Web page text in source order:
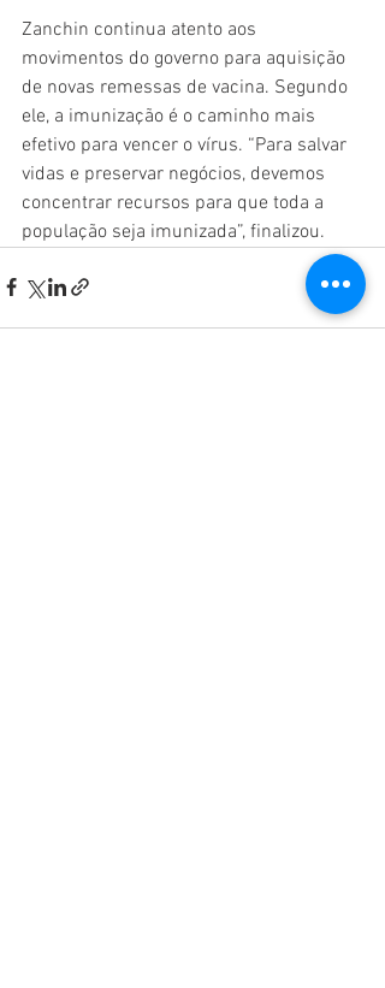
Zanchin continua atento aos
movimentos do governo para aquisição
de novas remessas de vacina. Segundo
ele, a imunização é o caminho mais
efetivo para vencer o vírus. “Para salvar
vidas e preservar negócios, devemos
concentrar recursos para que toda a
população seja imunizada”, finalizou.